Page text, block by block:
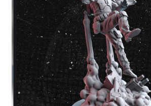
Shop
Wishlist